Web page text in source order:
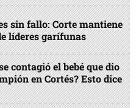
sin fallo: Corte mantiene
líderes garífunas
contagió el bebé que dio
en Cortés? Esto dice